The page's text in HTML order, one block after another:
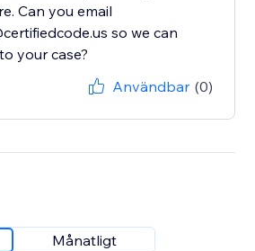
Can you email
so we can
your case?
Användbar (0)
Månatligt